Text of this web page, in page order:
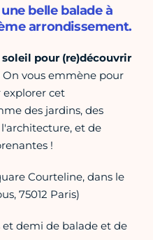
belle balade à
arrondissement.
pour (re)découvrir
On vous emmène pour
explorer cet
des jardins, des
et de
!
Courteline, dans le
75012 Paris)
demi de balade et de